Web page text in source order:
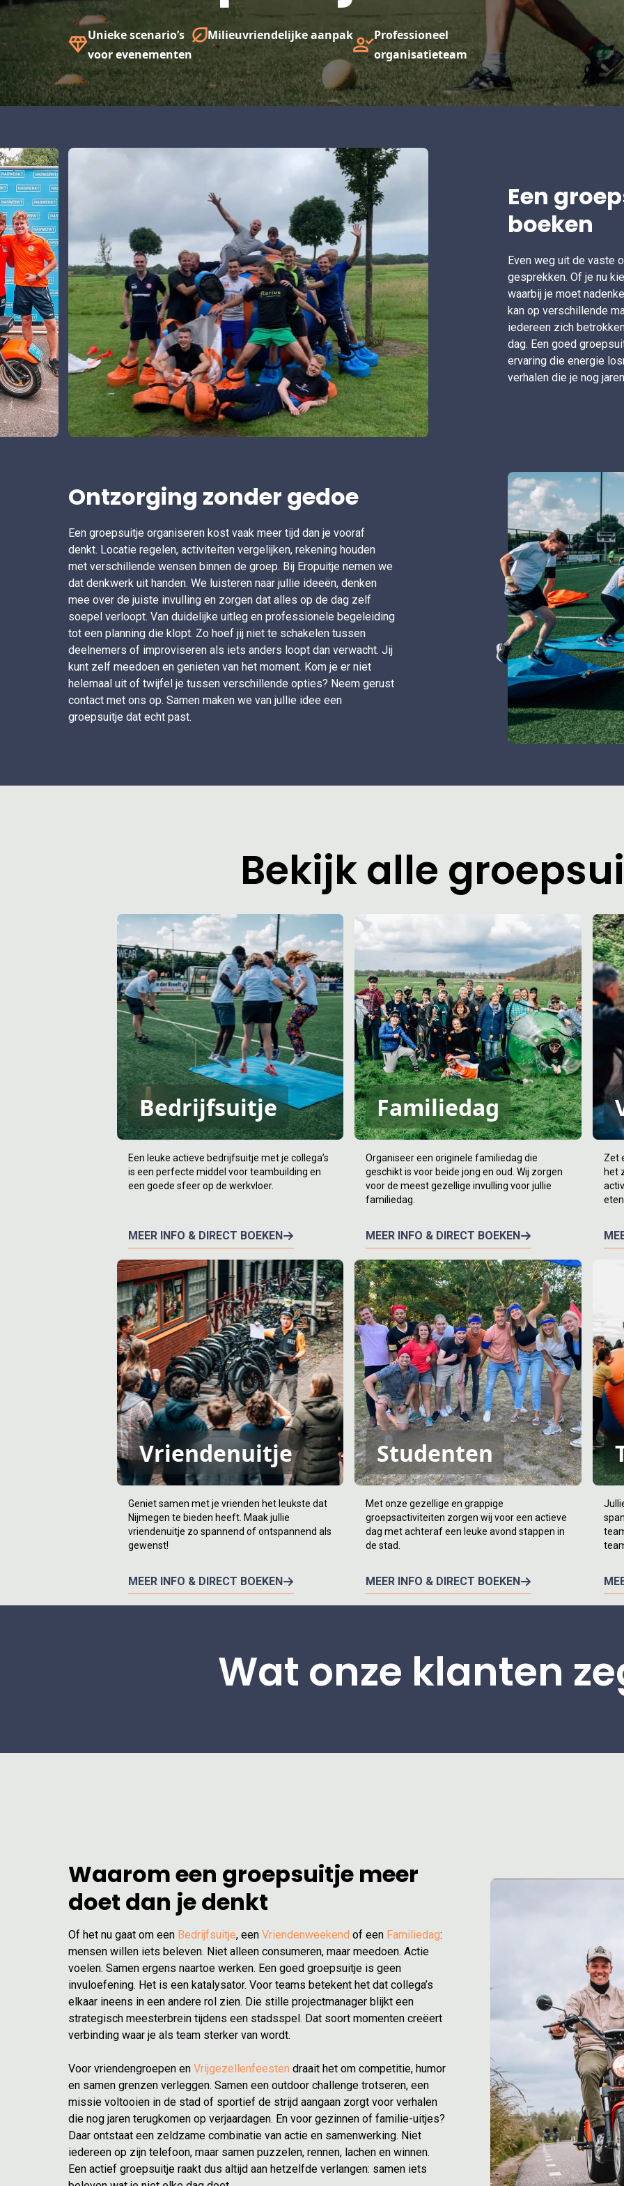
Unieke scenario’s
voor evenementen
Milieuvriendelijke aanpak
Professioneel
organisatieteam
Een
boeken
Even weg uit de vaste
gesprekken. Of je nu
waarbij je moet
kan op verschillende
iedereen zich
dag. Een goed
ervaring die energie
verhalen die je nog
Ontzorging zonder gedoe
Een groepsuitje organiseren kost vaak meer tijd dan je vooraf
denkt. Locatie regelen, activiteiten vergelijken, rekening houden
met verschillende wensen binnen de groep. Bij Eropuitje nemen we
dat denkwerk uit handen. We luisteren naar jullie ideeën, denken
mee over de juiste invulling en zorgen dat alles op de dag zelf
soepel verloopt. Van duidelijke uitleg en professionele begeleiding
tot een planning die klopt. Zo hoef jij niet te schakelen tussen
deelnemers of improviseren als iets anders loopt dan verwacht. Jij
kunt zelf meedoen en genieten van het moment. Kom je er niet
helemaal uit of twijfel je tussen verschillende opties? Neem gerust
contact met ons op. Samen maken we van jullie idee een
groepsuitje dat echt past.
Bekijk alle
Bedrijfsuitje
Een leuke actieve bedrijfsuitje met je collega’s
is een perfecte middel voor teambuilding en
een goede sfeer op de werkvloer.
MEER INFO & DIRECT BOEKEN
Familiedag
Organiseer een originele familiedag die
geschikt is voor beide jong en oud. Wij zorgen
voor de meest gezellige invulling voor jullie
familiedag.
MEER INFO & DIRECT BOEKEN
Zet
het
Vriendenuitje
Geniet samen met je vrienden het leukste dat
Nijmegen te bieden heeft. Maak jullie
vriendenuitje zo spannend of ontspannend als
gewenst!
MEER INFO & DIRECT BOEKEN
Studenten
Met onze gezellige en grappige
groepsactiviteiten zorgen wij voor een actieve
dag met achteraf een leuke avond stappen in
de stad.
MEER INFO & DIRECT BOEKEN
Wat onze klanten
Waarom een groepsuitje meer
doet dan je denkt
Of het nu gaat om een Bedrijfsuitje, een Vriendenweekend of een Familiedag:
mensen willen iets beleven. Niet alleen consumeren, maar meedoen. Actie
voelen. Samen ergens naartoe werken. Een goed groepsuitje is geen
invuloefening. Het is een katalysator. Voor teams betekent het dat collega’s
elkaar ineens in een andere rol zien. Die stille projectmanager blijkt een
strategisch meesterbrein tijdens een stadsspel. Dat soort momenten creëert
verbinding waar je als team sterker van wordt.
Voor vriendengroepen en Vrijgezellenfeesten draait het om competitie, humor
en samen grenzen verleggen. Samen een outdoor challenge trotseren, een
missie voltooien in de stad of sportief de strijd aangaan zorgt voor verhalen
die nog jaren terugkomen op verjaardagen. En voor gezinnen of familie-uitjes?
Daar ontstaat een zeldzame combinatie van actie en samenwerking. Niet
iedereen op zijn telefoon, maar samen puzzelen, rennen, lachen en winnen.
Een actief groepsuitje raakt dus altijd aan hetzelfde verlangen: samen iets